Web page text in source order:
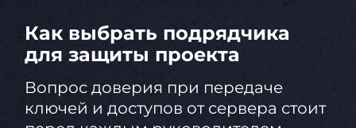
Как выбрать подрядчика
для защиты проекта
Вопрос доверия при передаче
ключей и доступов от сервера стоит